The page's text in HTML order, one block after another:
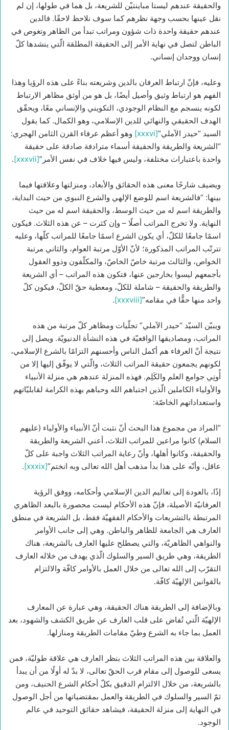
والحقيقة عندهم ليستا مباينتيْن للشريعة، بل هما في طولها، إن لم
نقل عينها بحسب وجهة نظرهم كما سوف نلاحظ لاحقًا. فالدين
عندهم حقيقة واحدة ذات شؤون ومراتب تبدأ من الظاهر وتغوص في
الباطن لتصل في نهاية الأمر إلى الحقيقة المطلقة الّتي ينشدها كلّ
إنسان ووجدان إنساني.
وعليه، فإنّ ارتباط العرفان بالدين وشريعته بناءً على هذه الرؤيا وهذا
الفهم هو ارتباط وثيق وأصيل أيضًا، بل هو من أوثق مظاهر الارتباط
لكونه ينسجم مع النظام الوجودي، التكويني والإنساني معًا، ويحقّق
الهدف الحقيقي والنهائي للدين الإسلامي، وهو الكمال. كما يقول
السيد “حيدر الآملي”[xxxvi]
وهو أعظم عرفاء القرن الثامن الهجري:
“الشريعة والطريقة والحقيقة أسماء مترادفة صادقة على حقيقة
واحدة باعتبارات مختلفة، وليس فيها خلاف في نفس الأمر”[xxxvii]
.
ويضيف شارحًا معنى هذه الحقائق والأبعاد، ومنزلتها وعلاقتها فيما
بينها: “فالشريعة اسم للوضع الإلهي والشرع النبوي من حيث البداية،
والطريقة اسم له من حيث الوسط، والحقيقة اسم له من حيث
النهاية. ولا تخرج المراتب أصلًا – وإن كثرت – عن هذه الثلاث. فيكون
اسمًا جامعًا للكلّ، أي يكون الشرع اسمًا جامعًا للمراتب كلّها، وعليه
تترتّب المراتب المذكورة؛ لأنّ الأوّل مرتبة العوام، والثاني مرتبة
الخواص، والثالث مرتبة خاصّ الخاصّ، والمكلّفون وذوو العقول
بأجمعهم ليسوا بخارجين عنها، فتكون هذه المراتب – أي الشريعة
والطريقة والحقيقة – شاملة للكلّ، ومعطية حقّ الكلّ، فيكون كلّ
واحد منها حقًّا في مقامه”[xxxviii]
.
ويبيّن السيّد “حيدر الآملي” تجلّيات ومظاهر كلّ مرتبة من هذه
المراتب، ومصاديقها الواقعيّة في هذه النشأة الدنيويّة. ويصل إلى
نتيجة أنّ العرفاء هم أكمل الناس وأحسنهم التزامًا بالشرع الإسلامي،
لكونهم يجمعون حقيقة المراتب الثلاث، والّتي لا يوفّق إليها إلا من
أُوتِي جوامع العلم والكَلِم. فهذه المنزلة عندهم هي منزلة الأنبياء
والأولياء الكاملين الّذين اجتباهم الله وحباهم بهذه الكرامة لقابليّاتهم
واستعداداتهم الخاصّة:
“المراد من مجموع هذا البحث أنّ نثبت أنّ الأنبياء والأولياء (عليهم
السلام) كانوا مراعين للمراتب الثلاث، أعني الشريعة والطريقة
والحقيقة، وكانوا أهلها، وأنّ رعاية المراتب الثلاث واجبة على كلّ
عاقل، وأنّه على هذا بدأ مذهب أهل الله تعالى وبه انختم”[xxxix]
.
إذًا، بالعودة إلى تعاليم الدين الإسلامي وأحكامه، ووفق الرؤية
العرفانيّة الأصيلة، فإنّ هذه الأحكام ليست محصورة بالبعد الظاهري
المرتبطة بالتشريعات والأحكام الفقهيّة فقط، بل الشريعة في منطق
العارف هي الجامعة للظاهر والباطن. وهي إلى جانب الأوامر
والنواهي الظاهريّة، والتي يصطلح عليها العارف بالشريعة، هناك
الطريقة، وهي طريق السير والسلوك الّذي يهدف من خلاله العارف
التقرّب إلى الله تعالى من خلال العمل بالأوامر كافّة والالتزام
بالقوانين الإلهيّة كافّة.
وبالإضافة إلى الطريقة هناك الحقيقة، وهي عبارة عن المعارف
الإلهيّة الّتي تُفاض على قلب العارف عن طريق الكشف والشهود، بعد
العمل بما جاء به الشرع وطيّ مقامات الطريقة ومنازلها.
والعلاقة بين هذه المراتب الثلاث بنظر العارف هي علاقة طوليّة، فمن
يسعى للوصول إلى مقام قرب الحقّ تعالى، لا بدّ له أولًا من أن يبدأ
بالشريعة، من خلال الالتزام الدقيق بكلّ أحكام الشرع الحنيف، ومن
ثمّ السير والسلوك في الطريقة والعمل بمقتضياتها من أجل الوصول
في النهاية إلى منزلة الحقيقة، فيشاهد حقائق التوحيد في عالم
الوجود.